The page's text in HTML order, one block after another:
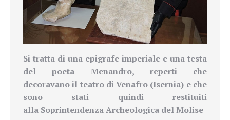
Si tratta di una epigrafe imperiale e una testa
del poeta Menandro, reperti che
decoravano il teatro di Venafro (Isernia) e che
sono stati quindi restituiti
alla Soprintendenza Archeologica del Molise